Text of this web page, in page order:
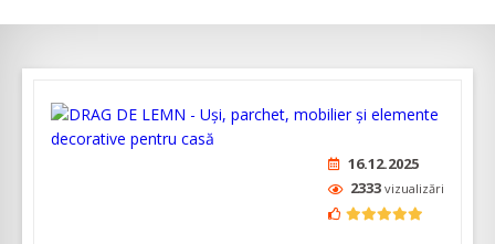
16.12.2025
2333 vizualizări